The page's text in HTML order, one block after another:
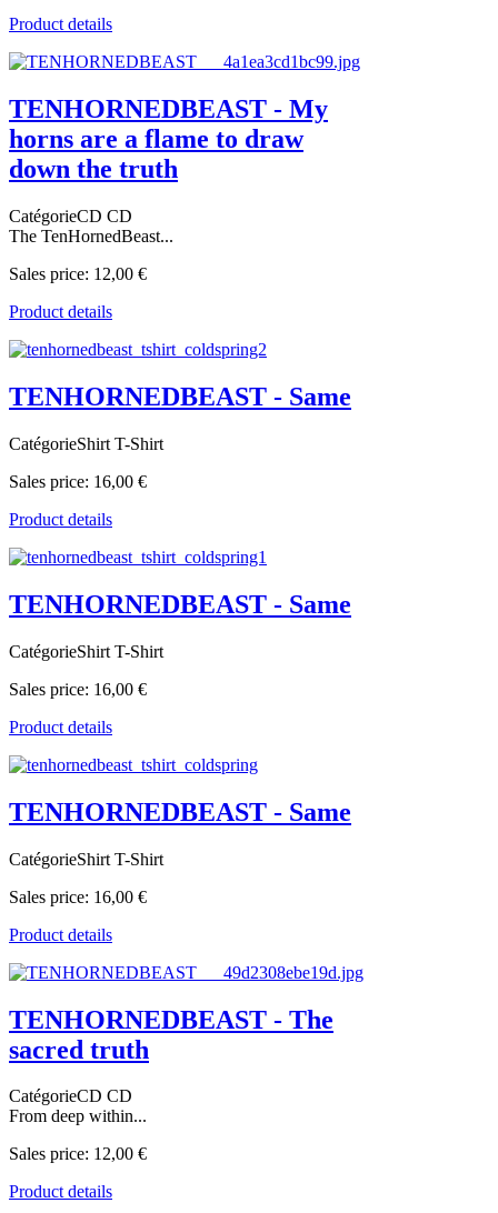
Product details
TENHORNEDBEAST - My
horns are a flame to draw
down the truth
CatégorieCD CD
The TenHornedBeast...
Sales price: 12,00 €
Product details
TENHORNEDBEAST - Same
CatégorieShirt T-Shirt
Sales price: 16,00 €
Product details
TENHORNEDBEAST - Same
CatégorieShirt T-Shirt
Sales price: 16,00 €
Product details
TENHORNEDBEAST - Same
CatégorieShirt T-Shirt
Sales price: 16,00 €
Product details
TENHORNEDBEAST - The
sacred truth
CatégorieCD CD
From deep within...
Sales price: 12,00 €
Product details